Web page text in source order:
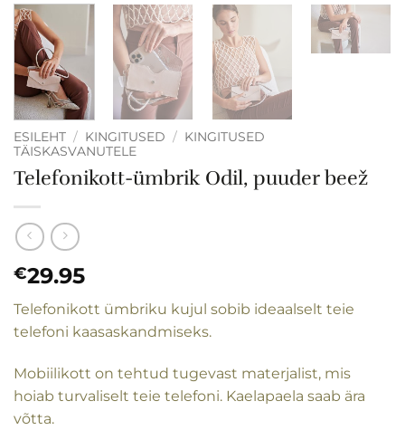
ESILEHT / KINGITUSED / KINGITUSED
TÄISKASVANUTELE
Telefonikott-ümbrik Odil, puuder beež
€29.95
Telefonikott ümbriku kujul sobib ideaalselt teie
telefoni kaasaskandmiseks.
Mobiilikott on tehtud tugevast materjalist, mis
hoiab turvaliselt teie telefoni. Kaelapaela saab ära
võtta.